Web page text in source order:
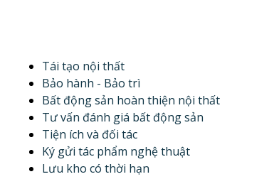
Tái tạo nội thất
Bảo hành - Bảo trì
Bất động sản hoàn thiện nội thất
Tư vấn đánh giá bất động sản
Tiện ích và đối tác
Ký gửi tác phẩm nghệ thuật
Lưu kho có thời hạn